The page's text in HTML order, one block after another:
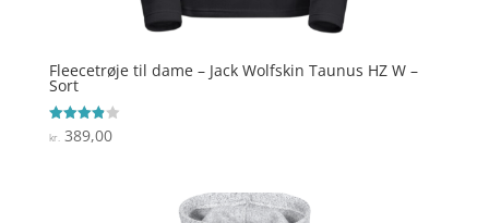
Fleecetrøje til dame – Jack Wolfskin Taunus HZ W –
Sort
Vurderet
3.9
kr. 389,00